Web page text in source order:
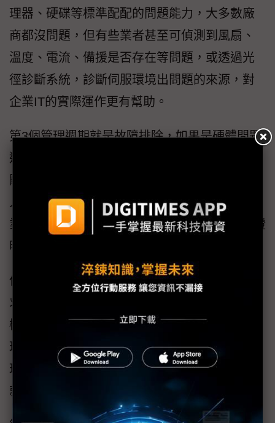
理器、硬碟等標準配配的問題能力，大多數廠
商都沒問題，但有些業者甚至可偵測到風扇、
溫度、電流、備援是否存在等問題，或透過光
徑診斷系統，診斷伺服環境出問題的來源，對
企業IT的實際運作更有幫助。
第3個管理週期就是故障排除，如果是硬體問題
還算單純，只需要儘快更新即可；但如果是軟
體問題，廠商必須提供遠端管理能力，讓管理
人員可以從遠端排除問題，尤其愈來愈多的企
業選擇委外，IT機房根本就不在企業內部，更證
明遠端管理的重要性。
但遠端管理的完整性很重要，能否涵蓋企業需
求，企業必須自行了解。如伺服器應用在綠色
機房，就必須同時管理用電及散熱，但有些管
理軟體只能針對事先設定值來管理，只是是從
理論用電，不是針對實際用電，對企業的幫助
就相當有限。